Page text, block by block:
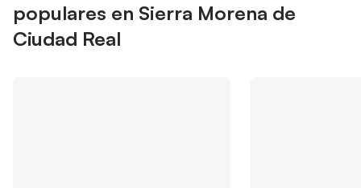
populares en Sierra Morena de
Ciudad Real